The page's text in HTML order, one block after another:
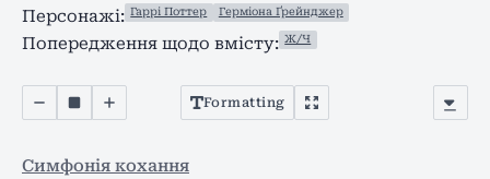
Персонажі: Гаррі Поттер Герміона Ґрейнджер
Попередження щодо вмісту: Ж/Ч
Formatting
Симфонія кохання